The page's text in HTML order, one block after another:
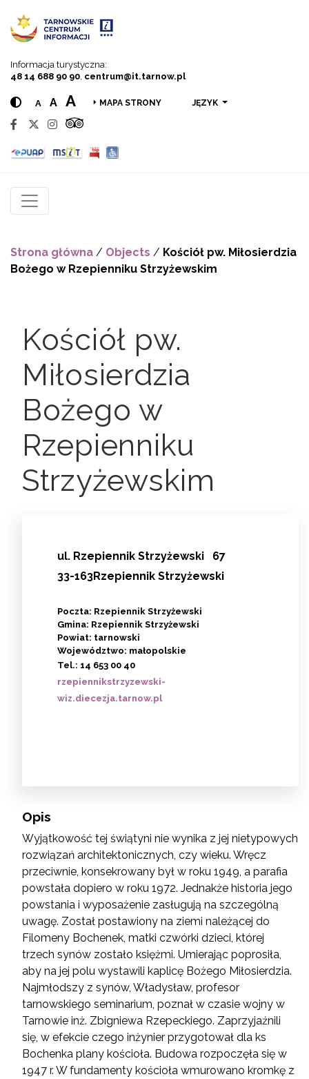
Informacja turystyczna:
48 14 688 90 90 centrum@it.tarnow.pl
A A A MAPA STRONY JĘZYK
Strona główna / Objects / Kościół pw. Miłosierdzia
Bożego w Rzepienniku Strzyżewskim
Kościół pw.
Miłosierdzia
Bożego w
Rzepienniku
Strzyżewskim
ul. Rzepiennik Strzyżewski
67
33-163Rzepiennik Strzyżewski
Poczta: Rzepiennik Strzyżewski
Gmina: Rzepiennik Strzyżewski
Powiat: tarnowski
Województwo: małopolskie
Tel.: 14 653 00 40
rzepiennikstrzyzewski-
wiz.diecezja.tarnow.pl
Opis
Wyjątkowość tej świątyni nie wynika z jej nietypowych
rozwiązań architektonicznych, czy wieku. Wręcz
przeciwnie, konsekrowany był w roku 1949, a parafia
powstała dopiero w roku 1972. Jednakże historia jego
powstania i wyposażenie zasługują na szczególną
uwagę. Został postawiony na ziemi należącej do
Filomeny Bochenek, matki czwórki dzieci, której
trzech synów zostało księżmi. Umierając poprosiła,
aby na jej polu wystawili kaplicę Bożego Miłosierdzia.
Najmłodszy z synów, Władysław, profesor
tarnowskiego seminarium, poznał w czasie wojny w
Tarnowie inż. Zbigniewa Rzepeckiego. Zaprzyjaźnili
się, w efekcie czego inżynier przygotował dla ks
Bochenka plany kościoła. Budowa rozpoczęła się w
1947 r. W fundamenty kościoła wmurowano kromkę z